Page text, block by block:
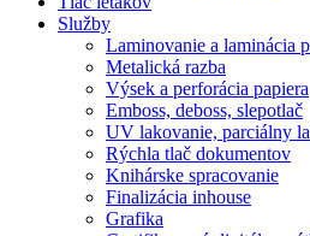
Služby
Laminovanie a laminácia
Metalická razba
Výsek a perforácia papiera
Emboss, deboss, slepotlač
UV lakovanie, parciálny
Rýchla tlač dokumentov
Knihárske spracovanie
Finalizácia inhouse
Grafika